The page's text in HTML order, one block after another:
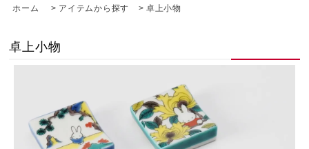
ホーム > アイテムから探す >卓上小物
卓上小物